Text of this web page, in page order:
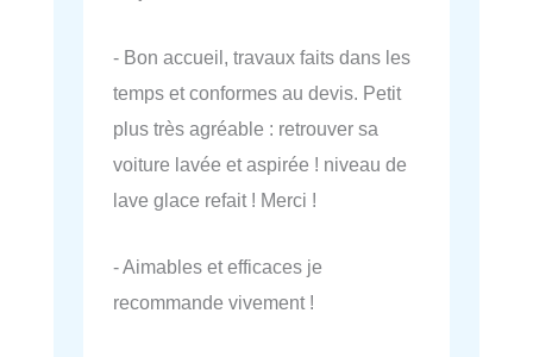
- Bon accueil, travaux faits dans les
temps et conformes au devis. Petit
plus très agréable : retrouver sa
voiture lavée et aspirée ! niveau de
lave glace refait ! Merci !
- Aimables et efficaces je
recommande vivement !